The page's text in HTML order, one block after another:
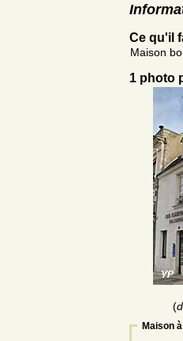
Ce qu'il
Maison
1 photo
(
Maison